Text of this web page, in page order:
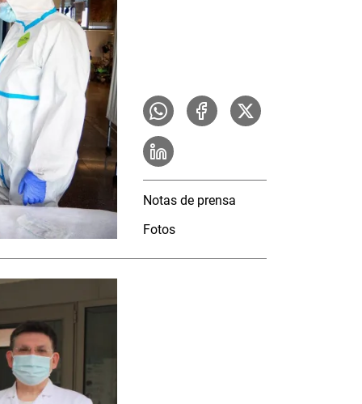
Notas de prensa
Fotos